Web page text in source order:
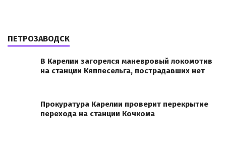
ПЕТРОЗАВОДСК
В Карелии загорелся маневровый локомотив
на станции Кяппесельга, пострадавших нет
Прокуратура Карелии проверит перекрытие
перехода на станции Кочкома